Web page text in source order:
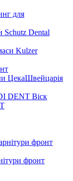
для
Schutz Dental
Kulzer
ЦекаШвейцарія
Віск
фронт